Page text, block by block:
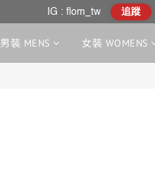
男裝 MENS 女裝 WOMENS
IG : flom_tw 追蹤